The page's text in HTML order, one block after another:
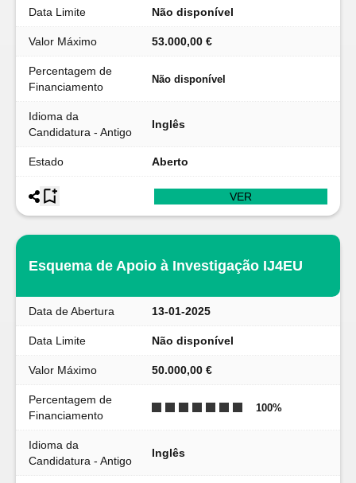
Data Limite Não disponível
Valor Máximo 53.000,00 €
Percentagem de
Financiamento
Não disponível
Idioma da
Candidatura - Antigo
Inglês
Estado Aberto
VER
Esquema de Apoio à Investigação IJ4EU
Data de Abertura 13-01-2025
Data Limite Não disponível
Valor Máximo 50.000,00 €
Percentagem de
Financiamento
100%
Idioma da
Candidatura - Antigo
Inglês